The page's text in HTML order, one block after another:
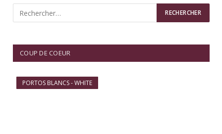
COUP DE COEUR
PORTOS BLANCS - WHITE